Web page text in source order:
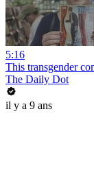
5:16
This transgender
The Daily Dot
il y a 9 ans